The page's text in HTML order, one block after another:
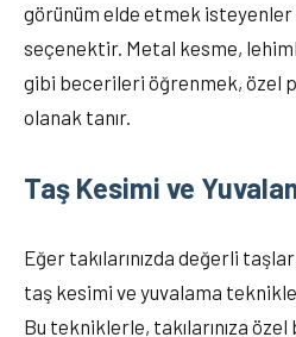
görünüm elde etmek
seçenektir. Metal kesme,
gibi becerileri öğrenmek, özel
olanak tanır.
Taş Kesimi ve
Eğer takılarınızda değerli
taş kesimi ve yuvalama
Bu tekniklerle, takılarınıza